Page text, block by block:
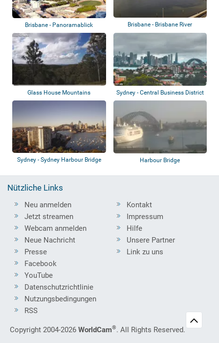
Brisbane - Panoramablick Brisbane - Brisbane River
Glass House Mountains Sydney - Central Business District
Sydney - Sydney Harbour Bridge Harbour Bridge
Nützliche Links
Neu anmelden
Jetzt streamen
Webcam anmelden
Neue Nachricht
Presse
Kontakt
Impressum
Hilfe
Unsere Partner
Link zu uns
Facebook
YouTube
Datenschutzrichtlinie
Nutzungsbedingungen
RSS
Copyright 2004-2026 WorldCam®. All Rights Reserved.